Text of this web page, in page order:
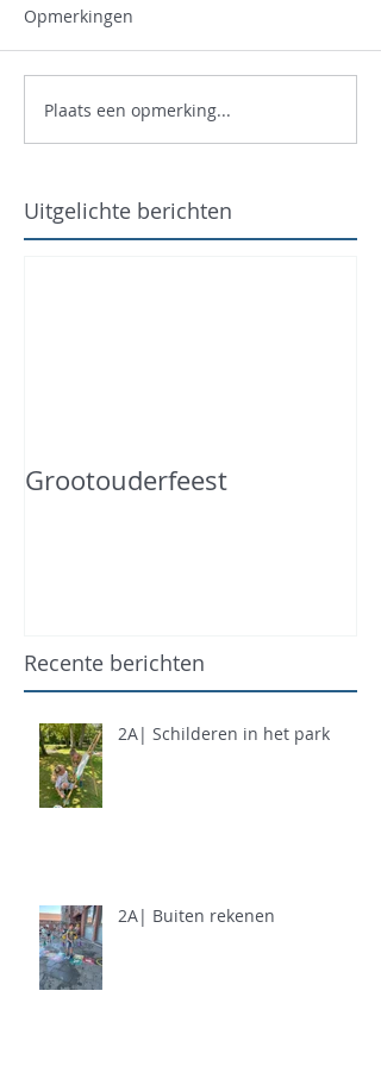
Opmerkingen
Plaats een opmerking...
Uitgelichte berichten
Grootouderfeest
Recente berichten
2A| Schilderen in het park
2A| Buiten rekenen